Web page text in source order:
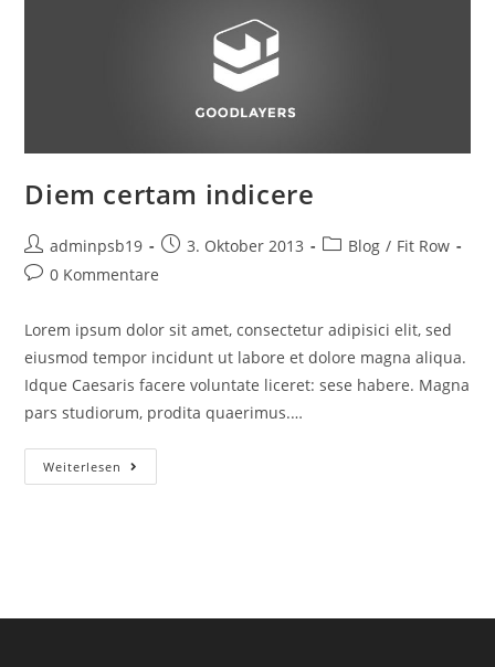
Diem certam indicere
Beitrags-
Autor:
adminpsb19
Beitrag3. Oktober 2013
Beitrags-
Blog / Fit Row
Beitrags-
0 Kommentare
Lorem ipsum dolor sit amet, consectetur adipisici elit, sed
eiusmod tempor incidunt ut labore et dolore magna aliqua.
Idque Caesaris facere voluntate liceret: sese habere. Magna
pars studiorum, prodita quaerimus.…
Weiterlesen Diem
Certam